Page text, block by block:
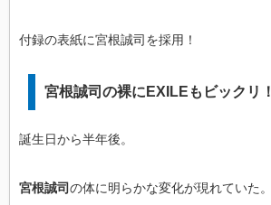
付録の表紙に宮根誠司を採用！
宮根誠司の裸にEXILEもビックリ！
誕生日から半年後。
宮根誠司の体に明らかな変化が現れていた。